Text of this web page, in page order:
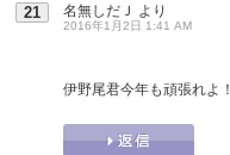
21 名無しだＪ より
2016年1月2日 1:41 AM
伊野尾君今年も頑張れよ！